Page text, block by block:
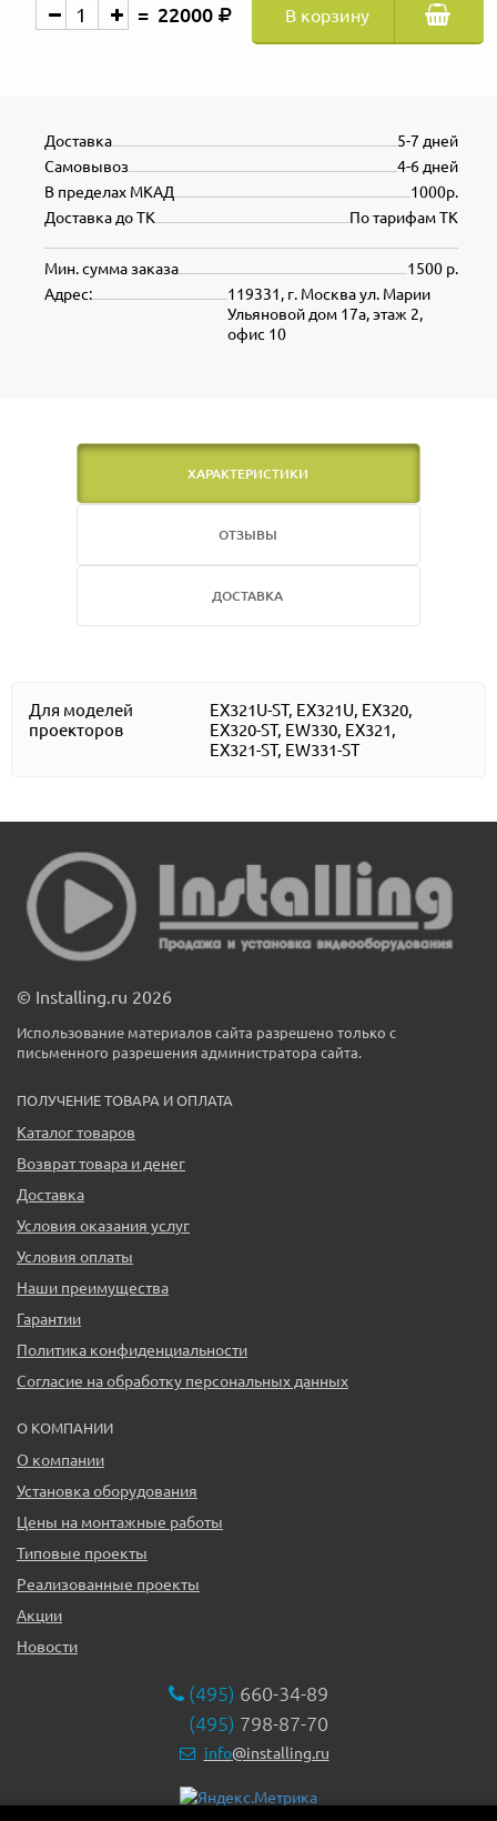
22000 В корзину
5-7 дней
Доставка
4-6 дней
Самовывоз
1000р.
В пределах МКАД
По тарифам ТК
Доставка до ТК
1500 р.
Мин. сумма заказа
119331, г. Москва ул. Марии
Ульяновой дом 17а, этаж 2,
офис 10
Адрес:
ХАРАКТЕРИСТИКИ
ОТЗЫВЫ
ДОСТАВКА
Для моделей
проекторов
EX321U-ST, EX321U, EX320,
EX320-ST, EW330, EX321,
EX321-ST, EW331-ST
© Installing.ru 2026
Использование материалов сайта разрешено только с
письменного разрешения администратора сайта.
ПОЛУЧЕНИЕ ТОВАРА И ОПЛАТА
Каталог товаров
Возврат товара и денег
Доставка
Условия оказания услуг
Условия оплаты
Наши преимущества
Гарантии
Политика конфиденциальности
Согласие на обработку персональных данных
О КОМПАНИИ
О компании
Установка оборудования
Цены на монтажные работы
Типовые проекты
Реализованные проекты
Акции
Новости
(495) 660-34-89
(495) 798-87-70
info@installing.ru